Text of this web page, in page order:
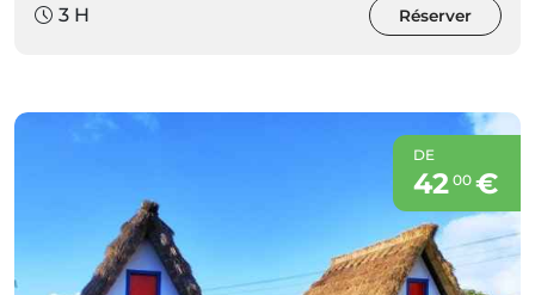
3 H
Réserver
DE
42 00€